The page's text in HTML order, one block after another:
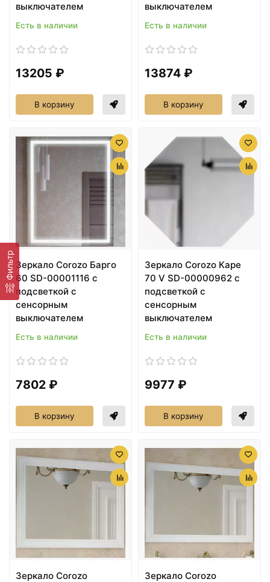
Фильтр
выключателем
Есть в наличии
13205 ₽
В корзину
выключателем
Есть в наличии
13874 ₽
В корзину
Зеркало Corozo Барго
60 SD-00001116 с
подсветкой с
сенсорным
выключателем
Есть в наличии
7802 ₽
В корзину
Зеркало Corozo Каре
70 V SD-00000962 с
подсветкой с
сенсорным
выключателем
Есть в наличии
9977 ₽
В корзину
Зеркало Corozo
Зеркало Corozo